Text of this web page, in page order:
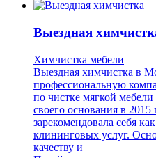
Выездная
Химчистка мебели
Выездная химчистка в
профессиональную
по чистке мягкой
своего основания в 2015
зарекомендовала себя
клининговых услуг.
качеству и